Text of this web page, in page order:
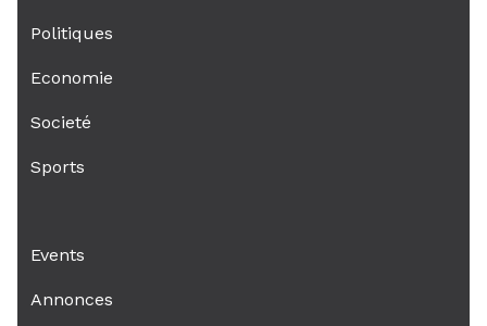
Politiques
Economie
Societé
Sports
Events
Annonces